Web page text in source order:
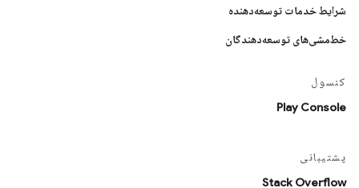
شرایط خدمات توسعه‌دهنده
خط‌مشی‌های توسعه‌دهندگان
کنسول
Play Console
پشتیبانی
Stack Overflow